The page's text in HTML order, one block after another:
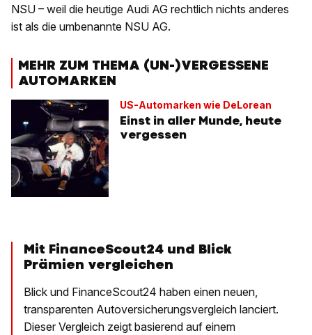
NSU – weil die heutige Audi AG rechtlich nichts anderes
ist als die umbenannte NSU AG.
MEHR ZUM THEMA (UN-)VERGESSENE
AUTOMARKEN
US-Automarken wie DeLorean
Einst in aller Munde, heute
vergessen
Mit FinanceScout24 und Blick
Prämien vergleichen
Blick und FinanceScout24 haben einen neuen,
transparenten Autoversicherungsvergleich lanciert.
Dieser Vergleich zeigt basierend auf einem